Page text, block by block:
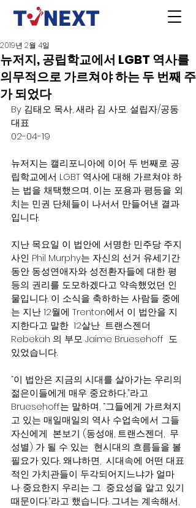
뉴저지, 공립학교에서 LGBT 역사를
의무적으로 가르쳐야 하는 두 번째 주
가 되었다
2019년 2월 4일
By 김태오 목사, 새라 김 사모. 설립자/공동
대표
02-04-19
뉴저지는 캘리포니아에 이어 두 번째로 공
립학교에서 LGBT 역사에 대해 가르쳐야 하
는 법을 채택했으며, 이는 포용과 평등을 외
치는 민권 단체들이 나서서 만들어낸 결과
입니다.
지난 목요일 이 법안에 서명한 민주당 주지
사인 Phil Murphy는 자신의 선거 유세기간
동안 동성연애자와 성전환자들에 대한 평
등의 권리를 도모하겠다고 약속했었던 인
물입니다. 이 소식을 축하하는 사람들 중에
는 지난 12월에 Trenton에서 이 법안을 지
지한다고 말한  12살난  트랜스젠더
Rebekah 의 부모 Jaime Bruesehoff  도
있었습니다.
“이 법안은 지금의 시대를 살아가는 우리의
젊은이들에게 매우 중요하다,”라고
Bruesehoff는 말하며, “그들에게 가르쳐지
고 있는 매일매일의 역사 수업속에서 그들
자신에게  본보기 (동성애, 트랜스젠더,  무
성별) 가 될 수 있는  현시대의 흐름들을 볼
필요가 있다.. 왜냐하면,  시대속에 어떤 대표
적인 가치관들이 두각되어지느냐가 얼마
나 중요한지 우리는 그  중요성을 알고 있기
때문이다.”라고 했습니다. 그녀는 계속해서,